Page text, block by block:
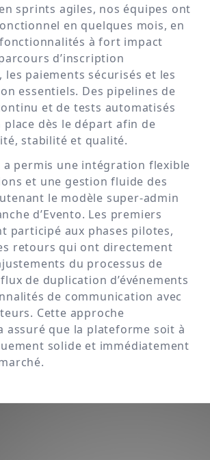
sprints agiles, nos équipes ont
en quelques mois, en
à fort impact
d’inscription
les paiements sécurisés et les
essentiels. Des pipelines de
et de tests automatisés
place dès le départ afin de
stabilité et qualité.
a permis une intégration flexible
et une gestion fluide des
le modèle super-admin
d’Evento. Les premiers
participé aux phases pilotes,
retours qui ont directement
du processus de
de duplication d’événements
de communication avec
Cette approche
assuré que la plateforme soit à
solide et immédiatement